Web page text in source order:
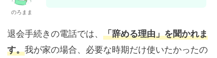
のろまま
退会手続きの電話では、 「辞める理由」を聞かれま
す。我が家の場合、必要な時期だけ使いたかったの